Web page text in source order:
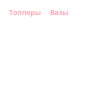
Топперы
Вазы